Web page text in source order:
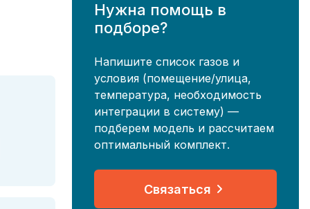
Нужна помощь в
подборе?
Напишите список газов и
условия (помещение/улица,
температура, необходимость
интеграции в систему) —
подберем модель и рассчитаем
оптимальный комплект.
Связаться